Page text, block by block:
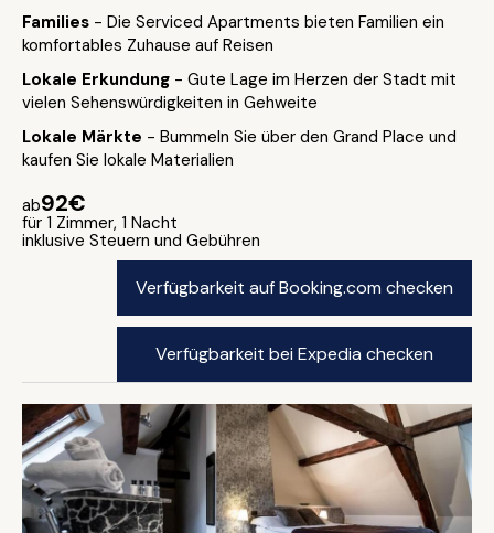
Families - Die Serviced Apartments bieten Familien ein
komfortables Zuhause auf Reisen
Lokale Erkundung - Gute Lage im Herzen der Stadt mit
vielen Sehenswürdigkeiten in Gehweite
Lokale Märkte - Bummeln Sie über den Grand Place und
kaufen Sie lokale Materialien
ab92€
für 1 Zimmer, 1 Nacht
inklusive Steuern und Gebühren
Verfügbarkeit auf Booking.com checken
Verfügbarkeit bei Expedia checken